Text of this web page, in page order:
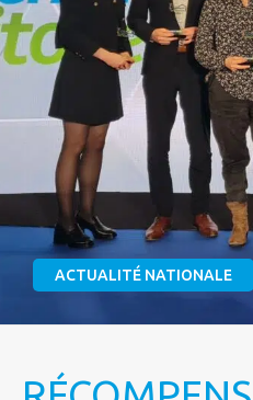
ACTUALITÉ NATIONALE